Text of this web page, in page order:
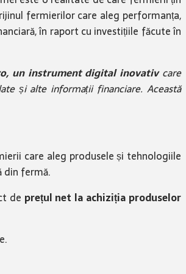
fermierilor care aleg performanța,
în raport cu investițiile făcute în
un instrument digital inovativcare
și alte informații financiare. Această
care aleg produsele și tehnologiile
din fermă.
de prețul net la achiziția produselor